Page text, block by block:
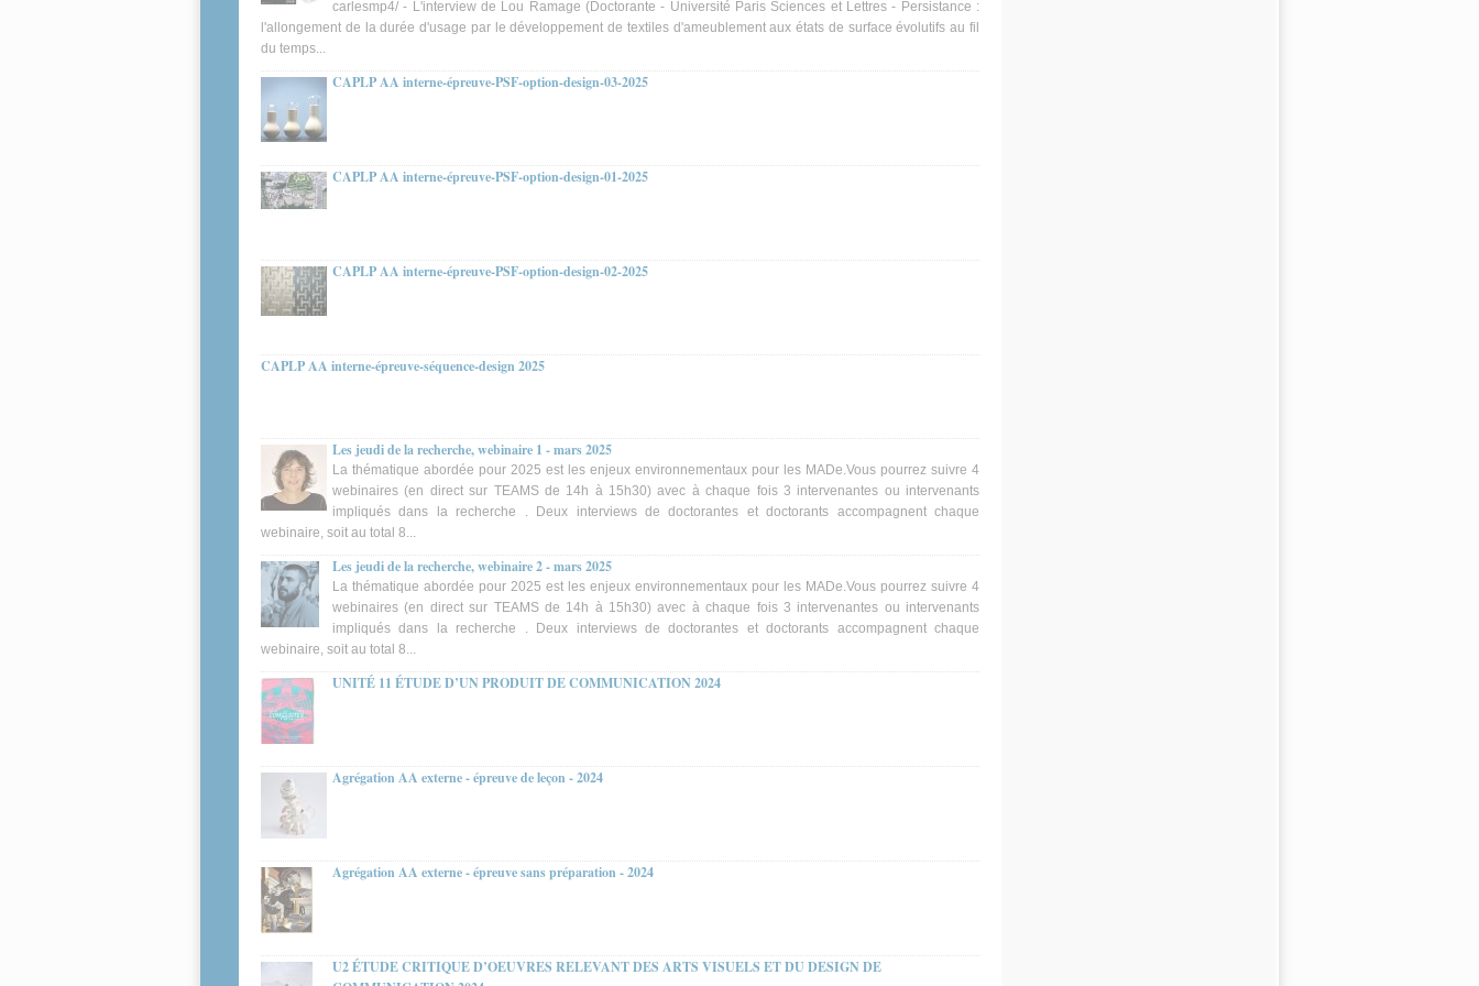
carlesmp4/ - L'interview de Lou Ramage (Doctorante - Université Paris Sciences et Lettres - Persistance :
l'allongement de la durée d'usage par le développement de textiles d'ameublement aux états de surface évolutifs au fil
du temps...
CAPLP AA interne-épreuve-PSF-option-design-03-2025
CAPLP AA interne-épreuve-PSF-option-design-01-2025
CAPLP AA interne-épreuve-PSF-option-design-02-2025
CAPLP AA interne-épreuve-séquence-design 2025
Les jeudi de la recherche, webinaire 1 - mars 2025
La thématique abordée pour 2025 est les enjeux environnementaux pour les MADe.Vous pourrez suivre 4
webinaires (en direct sur TEAMS de 14h à 15h30) avec à chaque fois 3 intervenantes ou intervenants
impliqués dans la recherche . Deux interviews de doctorantes et doctorants accompagnent chaque
webinaire, soit au total 8...
Les jeudi de la recherche, webinaire 2 - mars 2025
La thématique abordée pour 2025 est les enjeux environnementaux pour les MADe.Vous pourrez suivre 4
webinaires (en direct sur TEAMS de 14h à 15h30) avec à chaque fois 3 intervenantes ou intervenants
impliqués dans la recherche . Deux interviews de doctorantes et doctorants accompagnent chaque
webinaire, soit au total 8...
UNITÉ 11 ÉTUDE D’UN PRODUIT DE COMMUNICATION 2024
Agrégation AA externe - épreuve de leçon - 2024
Agrégation AA externe - épreuve sans préparation - 2024
U2 ÉTUDE CRITIQUE D’OEUVRES RELEVANT DES ARTS VISUELS ET DU DESIGN DE